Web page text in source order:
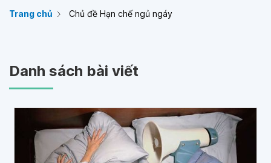
Trang chủ Chủ đề Hạn chế ngủ ngáy
Danh sách bài viết